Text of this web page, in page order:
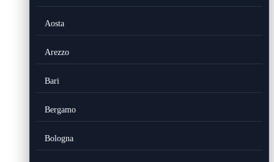
Aosta
Arezzo
Bari
Bergamo
Bologna